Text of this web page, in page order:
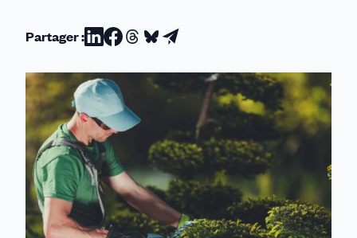
Partager :Partager
sur
Linkedin
Partager
sur
Facebook
Partager
sur
Threads
Partager
sur
Bluesky
Partager
par
email